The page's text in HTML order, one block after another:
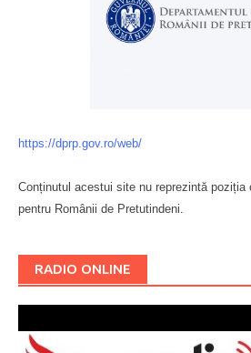
https://dprp.gov.ro/web/
Conținutul acestui site nu reprezintă poziția
pentru Românii de Pretutindeni.
RADIO ONLINE